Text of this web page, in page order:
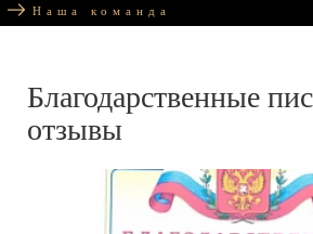
Наша команда
Благодарственные
отзывы